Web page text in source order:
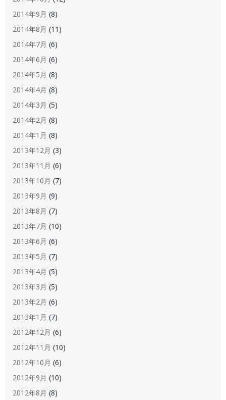
2014年9月 (8)
2014年8月 (11)
2014年7月 (6)
2014年6月 (6)
2014年5月 (8)
2014年4月 (8)
2014年3月 (5)
2014年2月 (8)
2014年1月 (8)
2013年12月 (3)
2013年11月 (6)
2013年10月 (7)
2013年9月 (9)
2013年8月 (7)
2013年7月 (10)
2013年6月 (6)
2013年5月 (7)
2013年4月 (5)
2013年3月 (5)
2013年2月 (6)
2013年1月 (7)
2012年12月 (6)
2012年11月 (10)
2012年10月 (6)
2012年9月 (10)
2012年8月 (8)